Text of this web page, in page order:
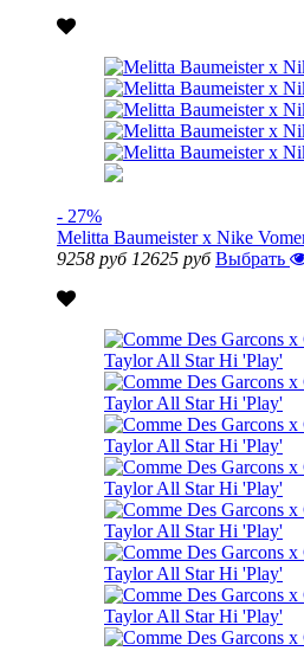
- 27%
Melitta Baumeister x Nike
9258 руб 12625 руб Выбрать